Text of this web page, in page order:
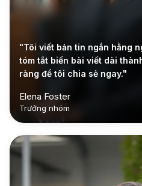
"Tôi viết bản tin ngắn hằng
tóm tắt biến bài viết dài
ràng để tôi chia sẻ ngay."
Elena Foster
Trưởng nhóm